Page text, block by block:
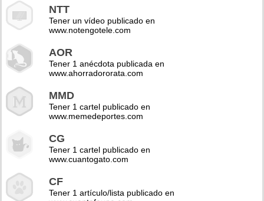
NTT
Tener un vídeo publicado en
www.notengotele.com
AOR
Tener 1 anécdota publicada en
www.ahorradororata.com
MMD
Tener 1 cartel publicado en
www.memedeportes.com
CG
Tener 1 cartel publicado en
www.cuantogato.com
CF
Tener 1 artículo/lista publicado en